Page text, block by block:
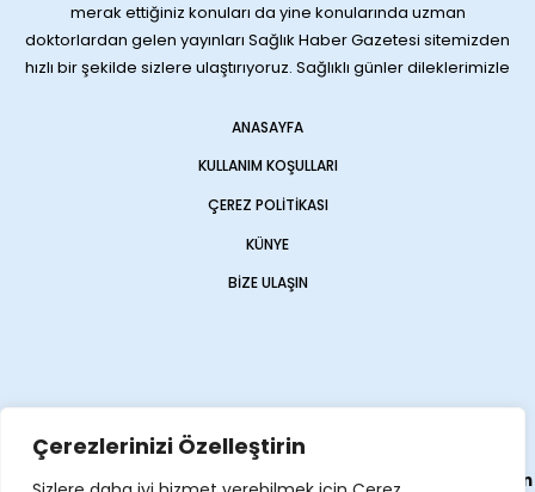
Çerezlerinizi Özelleştirin
merak ettiğiniz konuları da yine konularında uzman
doktorlardan gelen yayınları Sağlık Haber Gazetesi sitemizden
hızlı bir şekilde sizlere ulaştırıyoruz. Sağlıklı günler dileklerimizle
ANASAYFA
KULLANIM KOŞULLARI
ÇEREZ POLITIKASI
KÜNYE
BIZE ULAŞIN
Web sitemizHaber Sitesi olarakOpencart Global
tarafından